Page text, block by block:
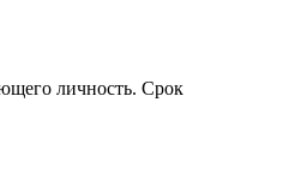
личность. Срок